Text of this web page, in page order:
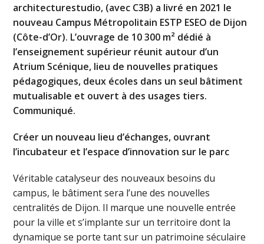
architecturestudio, (avec C3B) a livré en 2021 le
nouveau Campus Métropolitain ESTP ESEO de Dijon
(Côte-d’Or). L’ouvrage de 10 300 m² dédié à
l’enseignement supérieur réunit autour d’un
Atrium Scénique, lieu de nouvelles pratiques
pédagogiques, deux écoles dans un seul bâtiment
mutualisable et ouvert à des usages tiers.
Communiqué.
Créer un nouveau lieu d’échanges, ouvrant
l’incubateur et l’espace d’innovation sur le parc
Véritable catalyseur des nouveaux besoins du
campus, le bâtiment sera l’une des nouvelles
centralités de Dijon. Il marque une nouvelle entrée
pour la ville et s’implante sur un territoire dont la
dynamique se porte tant sur un patrimoine séculaire